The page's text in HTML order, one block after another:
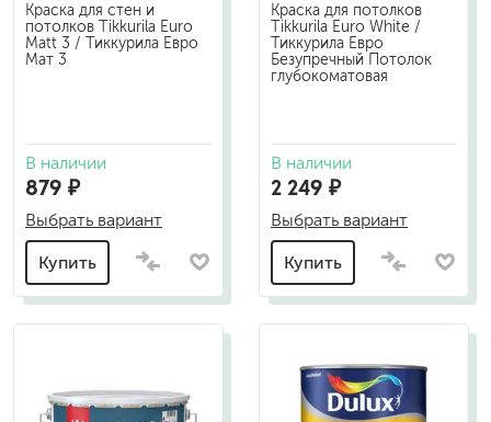
Краска для стен и
потолков Tikkurila Euro
Matt 3 / Тиккурила Евро
Мат 3
В наличии
879 ₽
Выбрать вариант
Купить
Краска для потолков
Tikkurila Euro White /
Тиккурила Евро
Безупречный Потолок
глубокоматовая
В наличии
2 249 ₽
Выбрать вариант
Купить